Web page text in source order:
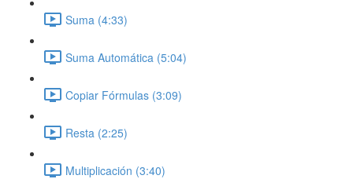
Suma (4:33)
Suma Automática (5:04)
Copiar Fórmulas (3:09)
Resta (2:25)
Multiplicación (3:40)